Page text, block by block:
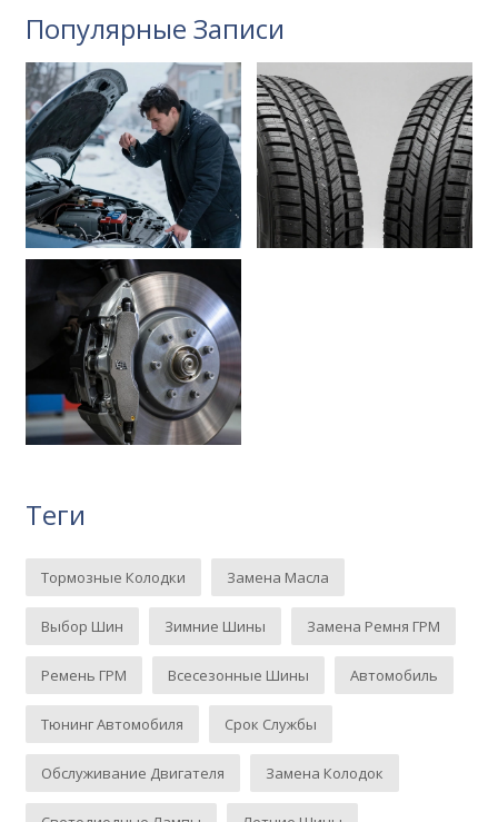
Популярные Записи
Теги
Тормозные Колодки Замена Масла
Выбор Шин Зимние Шины Замена Ремня ГРМ
Ремень ГРМ Всесезонные Шины Автомобиль
Тюнинг Автомобиля Срок Службы
Обслуживание Двигателя Замена Колодок